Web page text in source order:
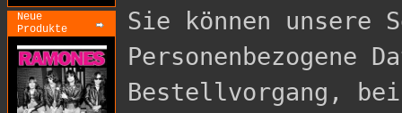
Neue
Produkte
Sie können unsere
Personenbezogene
Bestellvorgang,